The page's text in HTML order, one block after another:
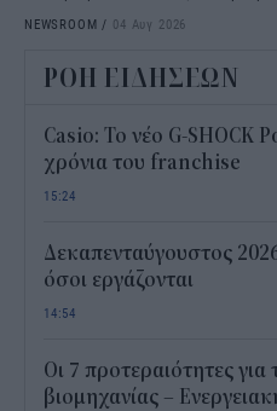
NEWSROOM / 04 Αυγ 2026
ΡΟΗ ΕΙΔΗΣΕΩΝ
Casio: Το νέο G-SHOCK
χρόνια του franchise
15:24
Δεκαπενταύγουστος
όσοι εργάζονται
14:54
Οι 7 προτεραιότητες για
βιομηχανίας –